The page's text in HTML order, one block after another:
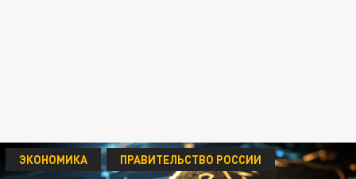
ЭКОНОМИКА
ПРАВИТЕЛЬСТВО РОССИИ